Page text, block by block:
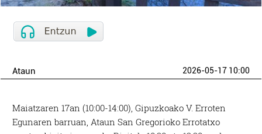
Ataun 2026-05-17 10:00
Maiatzaren 17an (10:00-14:00), Gipuzkoako V. Erroten
Egunaren barruan, Ataun San Gregorioko Errotatxo